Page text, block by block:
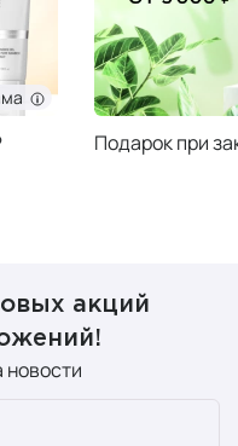
Подарок при
акций